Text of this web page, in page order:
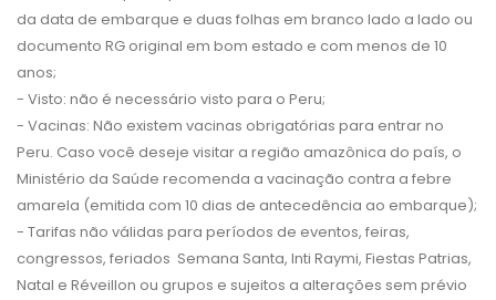
da data de embarque e duas folhas em branco lado a lado ou
documento RG original em bom estado e com menos de 10
anos;
- Visto: não é necessário visto para o Peru;
- Vacinas: Não existem vacinas obrigatórias para entrar no
Peru. Caso você deseje visitar a região amazônica do país, o
Ministério da Saúde recomenda a vacinação contra a febre
amarela (emitida com 10 dias de antecedência ao embarque);
- Tarifas não válidas para períodos de eventos, feiras,
congressos, feriados Semana Santa, Inti Raymi, Fiestas Patrias,
Natal e Réveillon ou grupos e sujeitos a alterações sem prévio